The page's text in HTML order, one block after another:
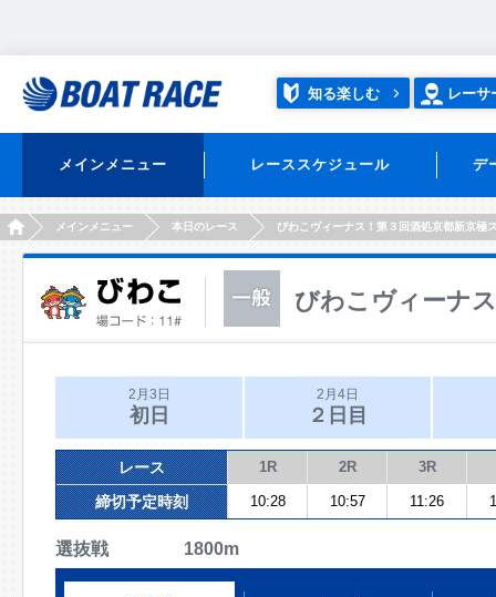
知る楽しむ レーサ
メインメニュー レーススケジュール デ
HOMEメインメニュー 本日のレース びわこヴィーナス！第３回酒処京都新京極
びわこヴィーナ
2月3日
初日
2月4日
２日目
レース 1R 2R 3R
締切予定時刻 10:28 10:57 11:26
選抜戦 1800m